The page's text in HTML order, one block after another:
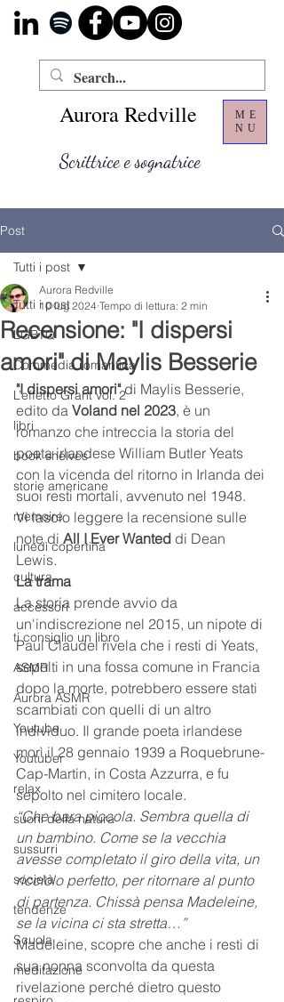
ME
NU
Scrittrice e sognatrice
Aurora Redville
Post
Tutti i post
LGBTQ
Commedia romantica
L’effetto Grant vol. 2
libri
book shelves
storie americane
memoire
lunedì copertina
cultura
accessori
ti consiglio un libro
ASMR
Aurora ASMR
Youtube
Youtuber
relax
suoni della natura
sussurri
società
tendenze
Scuola
meditazione
Tutti i post
Recensione: "I dispersi
amori" di Maylis Besserie
Aurora Redville
10 lug 2024 Tempo di lettura: 2 min
"I dispersi amori" di Maylis Besserie,
edito da Voland nel 2023, è un
romanzo che intreccia la storia del
poeta irlandese William Butler Yeats
con la vicenda del ritorno in Irlanda dei
suoi resti mortali, avvenuto nel 1948.
Vi lascio leggere la recensione sulle
note di All I Ever Wanted di Dean
Lewis.
La trama
La storia prende avvio da
un'indiscrezione nel 2015, un nipote di
Paul Claudel rivela che i resti di Yeats,
sepolti in una fossa comune in Francia
dopo la morte, potrebbero essere stati
scambiati con quelli di un altro
individuo. Il grande poeta irlandese
morì il 28 gennaio 1939 a Roquebrune-
Cap-Martin, in Costa Azzurra, e fu
sepolto nel cimitero locale.
“Che bara piccola. Sembra quella di
un bambino. Come se la vecchia
avesse completato il giro della vita, un
ricciolo perfetto, per ritornare al punto
di partenza. Chissà pensa Madeleine,
se la vicina ci sta stretta…”
Madeleine, scopre che anche i resti di
sua nonna sconvolta da questa
rivelazione perché dietro questo